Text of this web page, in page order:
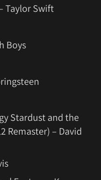
Taylor Swift
Boys
Stardust and the
Remaster) – David